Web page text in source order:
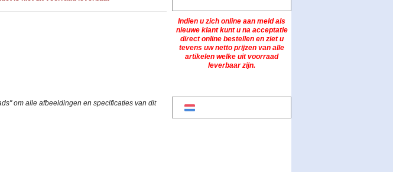
om alle afbeeldingen en specificaties van dit
Indien u zich online aan meld als
nieuwe klant kunt u na acceptatie
direct online bestellen en ziet u
tevens uw netto prijzen van alle
artikelen welke uit voorraad
leverbaar zijn.